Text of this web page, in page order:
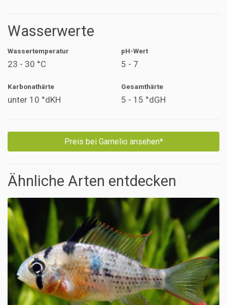
Wasserwerte
Wassertemperatur
23 - 30 °C
pH-Wert
5 - 7
Karbonathärte
unter 10 °dKH
Gesamthärte
5 - 15 °dGH
Preis bei Garnelio ansehen*
Ähnliche Arten entdecken